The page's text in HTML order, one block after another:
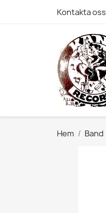
Kontakta oss
Hem Band